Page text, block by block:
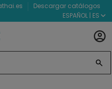
Descargar catálogos
ESPAÑOL | ES